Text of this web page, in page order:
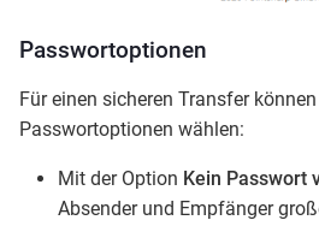
Passwortoptionen
Für einen sicheren Transfer
Passwortoptionen wählen:
Mit der Option Kein Passwort
Absender und Empfänger